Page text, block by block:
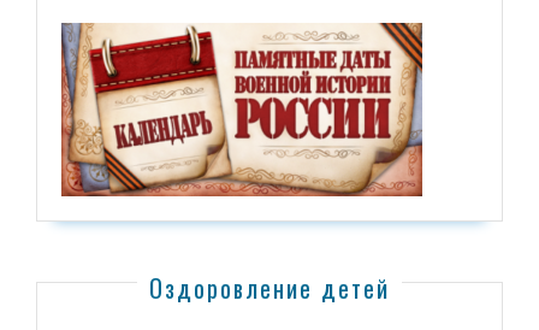
Оздоровление детей